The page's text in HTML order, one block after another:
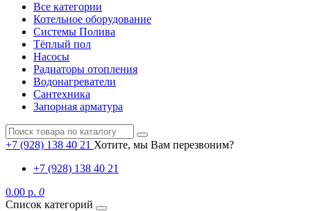
Все категории
Котельное оборудование
Системы Полива
Тёплый пол
Насосы
Радиаторы отопления
Водонагреватели
Сантехника
Запорная арматура
+7 (928) 138 40 21 Хотите, мы Вам перезвоним?
+7 (928) 138 40 21
0.00 р. 0
Список категорий